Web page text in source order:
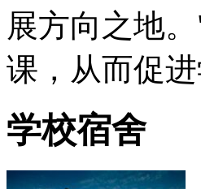
展方向之地
课，从而促
学校宿舍